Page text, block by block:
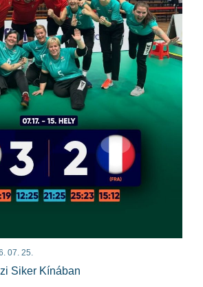
07. 25.
Siker Kínában